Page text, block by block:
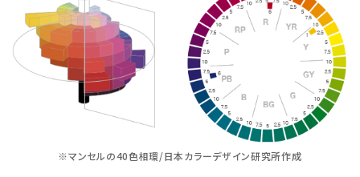
e
b
o
e
※マンセルの40色相環/日本カラーデザイン研究所作成